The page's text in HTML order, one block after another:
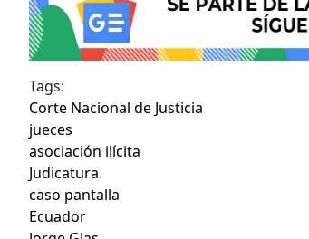
Tags:
Corte Nacional de Justicia
jueces
asociación ilícita
Judicatura
caso pantalla
Ecuador